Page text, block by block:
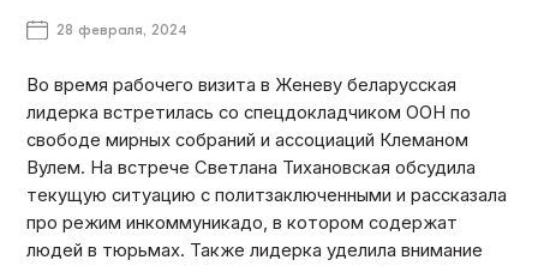
28 февраля, 2024
Во время рабочего визита в Женеву беларусская
лидерка встретилась со спецдокладчиком ООН по
свободе мирных собраний и ассоциаций Клеманом
Вулем. На встрече Светлана Тихановская обсудила
текущую ситуацию с политзаключенными и рассказала
про режим инкоммуникадо, в котором содержат
людей в тюрьмах. Также лидерка уделила внимание